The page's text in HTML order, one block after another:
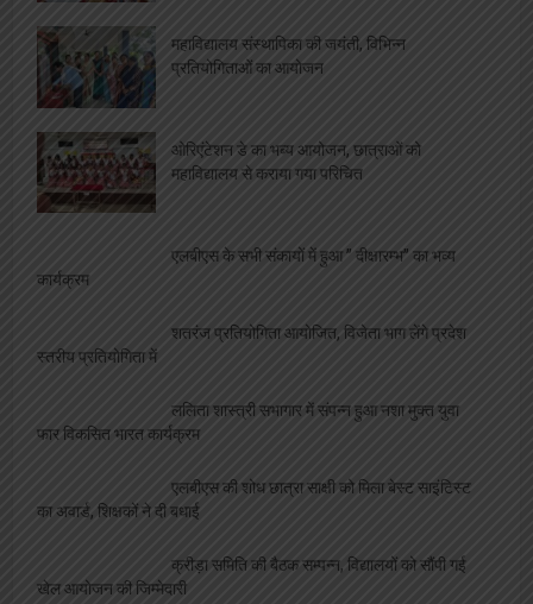
महाविद्यालय संस्थापिका की जयंती, विभिन्न
प्रतियोगिताओं का आयोजन
ओरिएंटेशन डे का भब्य आयोजन, छात्राओं को
महाविद्यालय से कराया गया परिचित
एलबीएस के सभी संकायों में हुआ ” दीक्षारम्भ” का भव्य
कार्यक्रम
शतरंज प्रतियोगिता आयोजित, विजेता भाग लेंगे प्रदेश
स्तरीय प्रतियोगिता में
ललिता शास्त्री सभागार में संपन्न हुआ नशा मुक्त युवा
फार विकसित भारत कार्यक्रम
एलबीएस की शोध छात्रा साक्षी को मिला बेस्ट साइंटिस्ट
का अवार्ड, शिक्षकों ने दी बधाई
क्रीड़ा समिति की बैठक सम्पन्न, विद्यालयों को सौंपी गई
खेल आयोजन की जिम्मेदारी